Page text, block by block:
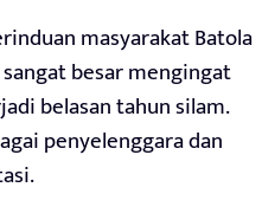
masyarakat Batola
besar mengingat
belasan tahun silam.
penyelenggara dan